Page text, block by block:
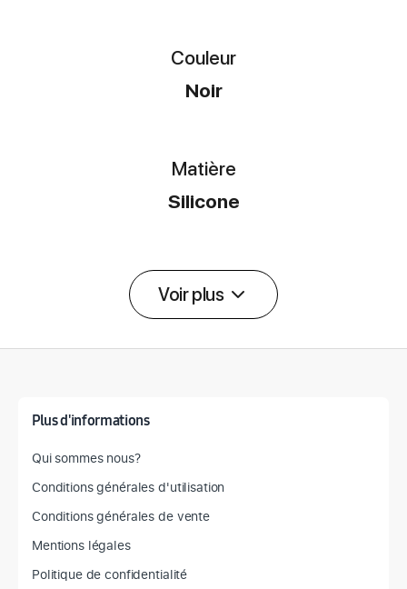
Couleur
Noir
Matière
Silicone
Voir plus
Plus d'informations
Qui sommes nous?
Conditions générales d'utilisation
Conditions générales de vente
Mentions légales
Politique de confidentialité